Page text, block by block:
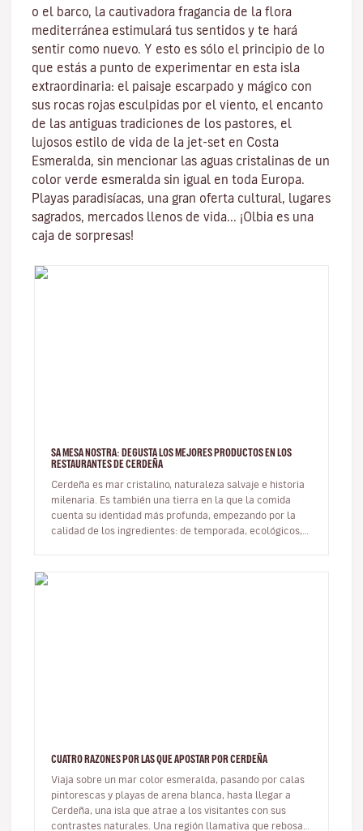
o el barco, la cautivadora fragancia de la flora
mediterránea estimulará tus sentidos y te hará
sentir como nuevo. Y esto es sólo el principio de lo
que estás a punto de experimentar en esta isla
extraordinaria: el paisaje escarpado y mágico con
sus rocas rojas esculpidas por el viento, el encanto
de las antiguas tradiciones de los pastores, el
lujosos estilo de vida de la jet-set en Costa
Esmeralda, sin mencionar las aguas cristalinas de un
color verde esmeralda sin igual en toda Europa.
Playas paradisíacas, una gran oferta cultural, lugares
sagrados, mercados llenos de vida... ¡Olbia es una
caja de sorpresas!
SA MESA NOSTRA: DEGUSTA LOS MEJORES PRODUCTOS EN LOS
RESTAURANTES DE CERDEÑA
Cerdeña es mar cristalino, naturaleza salvaje e historia
milenaria. Es también una tierra en la que la comida
cuenta su identidad más profunda, empezando por la
calidad de los ingredientes: de temporada, ecológicos,
CUATRO RAZONES POR LAS QUE APOSTAR POR CERDEÑA
Viaja sobre un mar color esmeralda, pasando por calas
pintorescas y playas de arena blanca, hasta llegar a
Cerdeña, una isla que atrae a los visitantes con sus
contrastes naturales. Una región llamativa que rebosa